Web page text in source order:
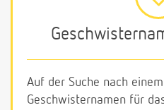
Auf der Suche nach
Geschwisternamen für